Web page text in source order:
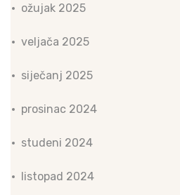
ožujak 2025
veljača 2025
siječanj 2025
prosinac 2024
studeni 2024
listopad 2024